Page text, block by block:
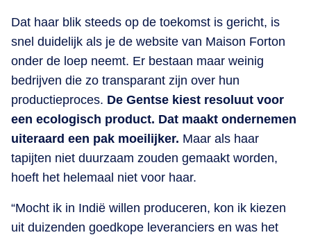
Dat haar blik steeds op de toekomst is gericht, is
snel duidelijk als je de website van Maison Forton
onder de loep neemt. Er bestaan maar weinig
bedrijven die zo transparant zijn over hun
productieproces. De Gentse kiest resoluut voor
een ecologisch product. Dat maakt ondernemen
uiteraard een pak moeilijker. Maar als haar
tapijten niet duurzaam zouden gemaakt worden,
hoeft het helemaal niet voor haar.
“Mocht ik in Indië willen produceren, kon ik kiezen
uit duizenden goedkope leveranciers en was het